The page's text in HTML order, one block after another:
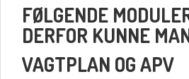
FØLGENDE
DERFOR KUNNE
VAGTPLAN OG APV